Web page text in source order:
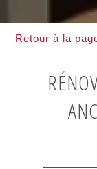
Retour à la